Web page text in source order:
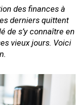
des finances à
derniers quittent
de s’y connaître en
vieux jours. Voici